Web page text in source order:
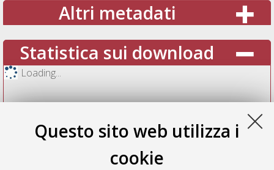
Questo sito web utilizza i
cookie
Altri metadati
Statistica sui download
Loading...